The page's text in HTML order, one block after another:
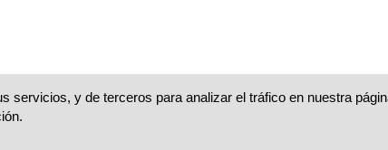
y de terceros para analizar el tráfico en nuestra